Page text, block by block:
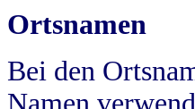
Ortsnamen
Bei den